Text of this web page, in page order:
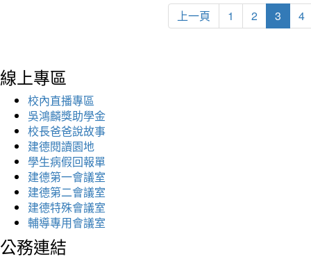
上一頁 1 2 3 4
線上專區
校內直播專區
吳鴻麟獎助學金
校長爸爸說故事
建德閱讀園地
學生病假回報單
建德第一會議室
建德第二會議室
建德特殊會議室
輔導專用會議室
公務連結